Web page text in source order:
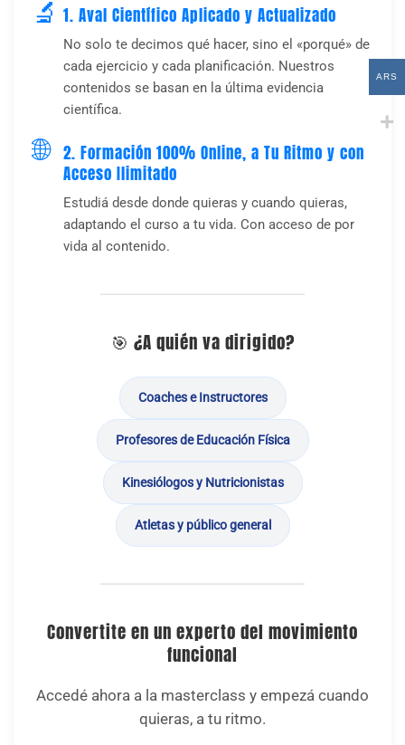
🔬 1. Aval Científico Aplicado y Actualizado
No solo te decimos qué hacer, sino el «porqué» de
cada ejercicio y cada planificación. Nuestros
contenidos se basan en la última evidencia
científica.
🌐 2. Formación 100% Online, a Tu Ritmo y con
Acceso Ilimitado
Estudiá desde donde quieras y cuando quieras,
adaptando el curso a tu vida. Con acceso de por
vida al contenido.
🎯 ¿A quién va dirigido?
Coaches e Instructores
Profesores de Educación Física
Kinesiólogos y Nutricionistas
Atletas y público general
Convertite en un experto del movimiento
funcional
Accedé ahora a la masterclass y empezá cuando
quieras, a tu ritmo.
ARS